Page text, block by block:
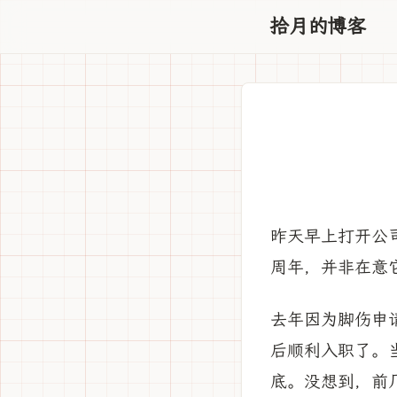
拾月的博客
昨天早上打开公
周年，并非在意
去年因为脚伤申
后顺利入职了。
底。没想到，前